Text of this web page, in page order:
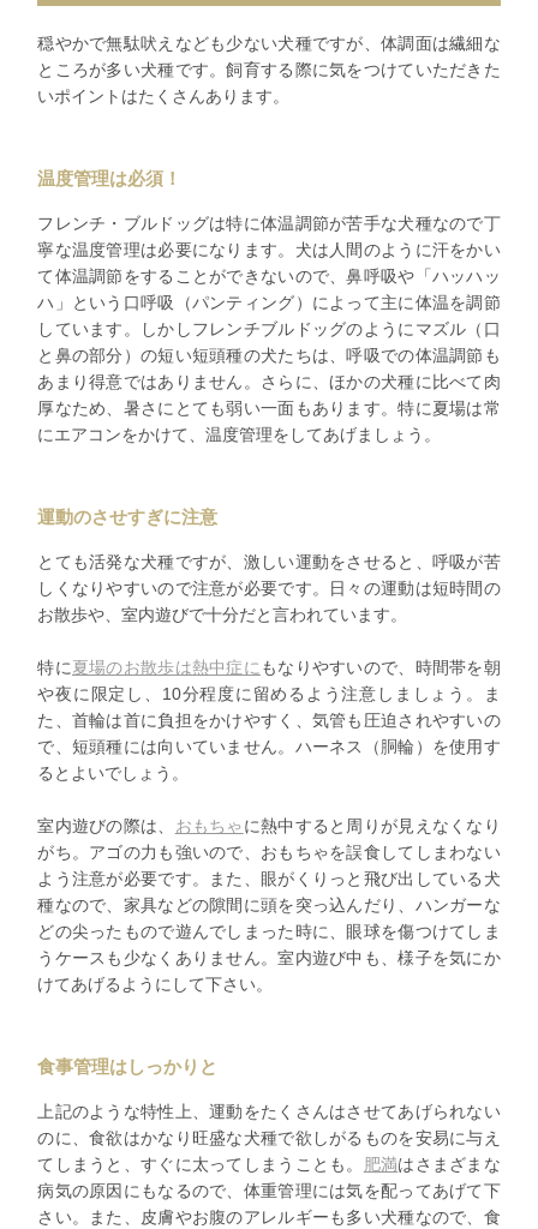
穏やかで無駄吠えなども少ない犬種ですが、体調面は繊細な
ところが多い犬種です。飼育する際に気をつけていただきた
いポイントはたくさんあります。
温度管理は必須！
フレンチ・ブルドッグは特に体温調節が苦手な犬種なので丁
寧な温度管理は必要になります。犬は人間のように汗をかい
て体温調節をすることができないので、鼻呼吸や「ハッハッ
ハ」という口呼吸（パンティング）によって主に体温を調節
しています。しかしフレンチブルドッグのようにマズル（口
と鼻の部分）の短い短頭種の犬たちは、呼吸での体温調節も
あまり得意ではありません。さらに、ほかの犬種に比べて肉
厚なため、暑さにとても弱い一面もあります。特に夏場は常
にエアコンをかけて、温度管理をしてあげましょう。
運動のさせすぎに注意
とても活発な犬種ですが、激しい運動をさせると、呼吸が苦
しくなりやすいので注意が必要です。日々の運動は短時間の
お散歩や、室内遊びで十分だと言われています。
特に夏場のお散歩は熱中症に もなりやすいので、時間帯を朝
や夜に限定し、10分程度に留めるよう注意しましょう。ま
た、首輪は首に負担をかけやすく、気管も圧迫されやすいの
で、短頭種には向いていません。ハーネス（胴輪）を使用す
るとよいでしょう。
室内遊びの際は、 おもちゃ に熱中すると周りが見えなくなり
がち。アゴの力も強いので、おもちゃを誤食してしまわない
よう注意が必要です。また、眼がくりっと飛び出している犬
種なので、家具などの隙間に頭を突っ込んだり、ハンガーな
どの尖ったもので遊んでしまった時に、眼球を傷つけてしま
うケースも少なくありません。室内遊び中も、様子を気にか
けてあげるようにして下さい。
食事管理はしっかりと
上記のような特性上、運動をたくさんはさせてあげられない
のに、食欲はかなり旺盛な犬種で欲しがるものを安易に与え
てしまうと、すぐに太ってしまうことも。
肥満はさまざまな
病気の原因にもなるので、体重管理には気を配ってあげて下
さい。また、皮膚やお腹のアレルギーも多い犬種なので、食